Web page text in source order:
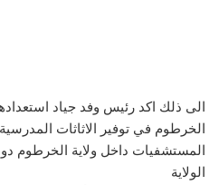
الى ذلك اكد رئيس وفد جياد
الخرطوم في توفير الاثاثات
المستشفيات داخل ولاية الخرطوم
الولاية